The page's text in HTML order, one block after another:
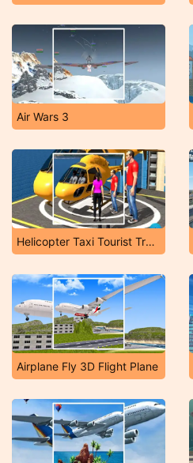
Air Wars 3
Helicopter Taxi Tourist Transport
Airplane Fly 3D Flight Plane